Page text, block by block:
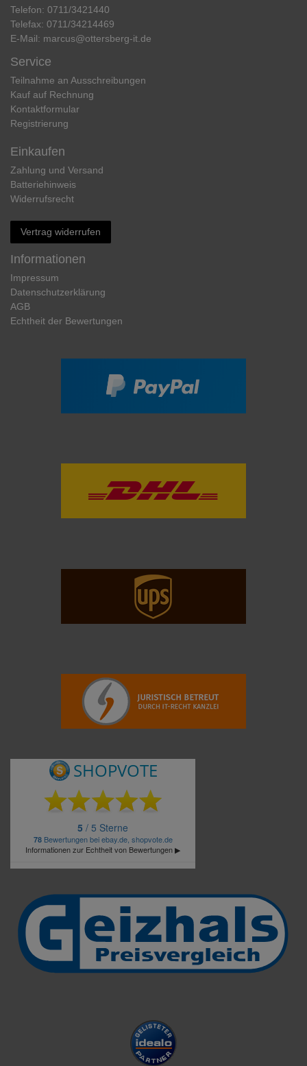
Telefon: 0711/3421440
Telefax: 0711/34214469
E-Mail: marcus@ottersberg-it.de
Service
Teilnahme an Ausschreibungen
Kauf auf Rechnung
Kontaktformular
Registrierung
Einkaufen
Zahlung und Versand
Batteriehinweis
Widerrufs­recht
Vertrag widerrufen
Informationen
Impressum
Daten­schutz­erklärung
AGB
Echtheit der Bewertungen